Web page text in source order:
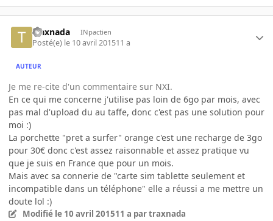
traxnada INpactien
Posté(e) le 10 avril 201511 a
AUTEUR
Je me re-cite d'un commentaire sur NXI.
En ce qui me concerne j'utilise pas loin de 6go par mois, avec
pas mal d'upload du au taffe, donc c'est pas une solution pour
moi :)
La porchette "pret a surfer" orange c'est une recharge de 3go
pour 30€ donc c'est assez raisonnable et assez pratique vu
que je suis en France que pour un mois.
Mais avec sa connerie de "carte sim tablette seulement et
incompatible dans un téléphone" elle a réussi a me mettre un
doute lol :)
Modifié le 10 avril 201511 a par traxnada